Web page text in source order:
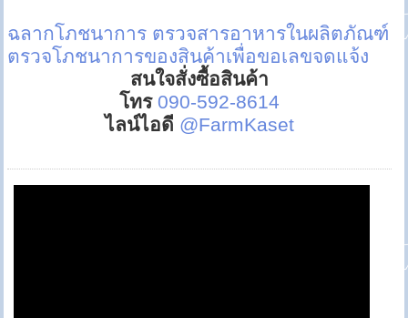
ฉลากโภชนาการ ตรวจสารอาหารในผลิตภัณฑ์
ตรวจโภชนาการของสินค้าเพื่อขอเลขจดแจ้ง
สนใจสั่งซื้อสินค้า
โทร 090-592-8614
ไลน์ไอดี @FarmKaset